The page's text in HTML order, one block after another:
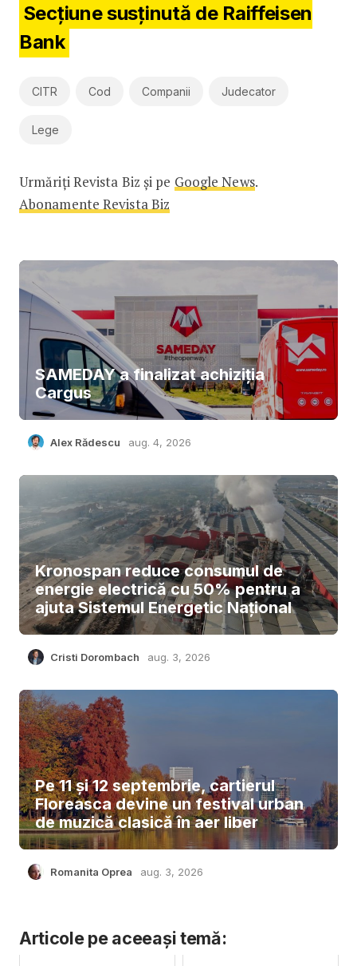
Secțiune susținută de Raiffeisen
Bank
CITR Cod Companii Judecator
Lege
Urmăriți Revista Biz și pe Google News.
Abonamente Revista Biz
SAMEDAY a finalizat achiziția
Cargus
Alex Rădescu aug. 4, 2026
Kronospan reduce consumul de
energie electrică cu 50% pentru a
ajuta Sistemul Energetic Național
Cristi Dorombach aug. 3, 2026
Pe 11 și 12 septembrie, cartierul
Floreasca devine un festival urban
de muzică clasică în aer liber
Romanita Oprea aug. 3, 2026
Articole pe aceeași temă: